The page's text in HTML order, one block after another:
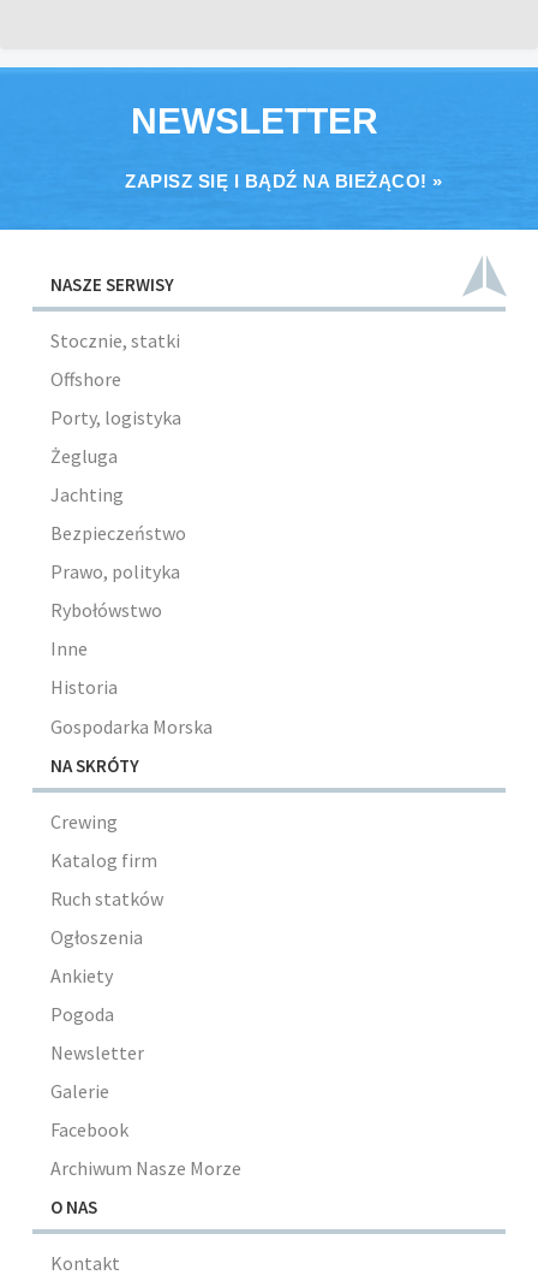
NEWSLETTER
ZAPISZ SIĘ I BĄDŹ NA BIEŻĄCO! »
NASZE SERWISY
Stocznie, statki
Offshore
Porty, logistyka
Żegluga
Jachting
Bezpieczeństwo
Prawo, polityka
Rybołówstwo
Inne
Historia
Gospodarka Morska
NA SKRÓTY
Crewing
Katalog firm
Ruch statków
Ogłoszenia
Ankiety
Pogoda
Newsletter
Galerie
Facebook
Archiwum Nasze Morze
O NAS
Kontakt